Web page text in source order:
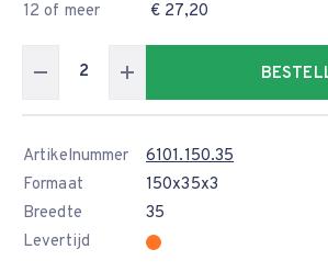
12 of meer
€ 27,20
Artikelnummer
6101.150.35
Formaat
150x35x3
Breedte
35
Levertijd